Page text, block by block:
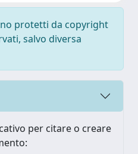
protetti da copyright
salvo diversa
per citare o creare